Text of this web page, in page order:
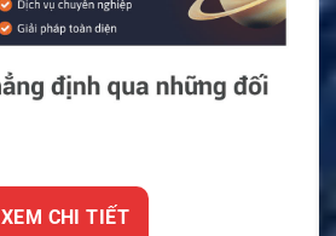
XEM CHI TIẾT